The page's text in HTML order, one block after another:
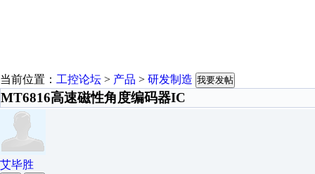
当前位置： 工控论坛 > 产品 > 研发制造 我要发帖
MT6816高速磁性角度编码器IC
艾毕胜